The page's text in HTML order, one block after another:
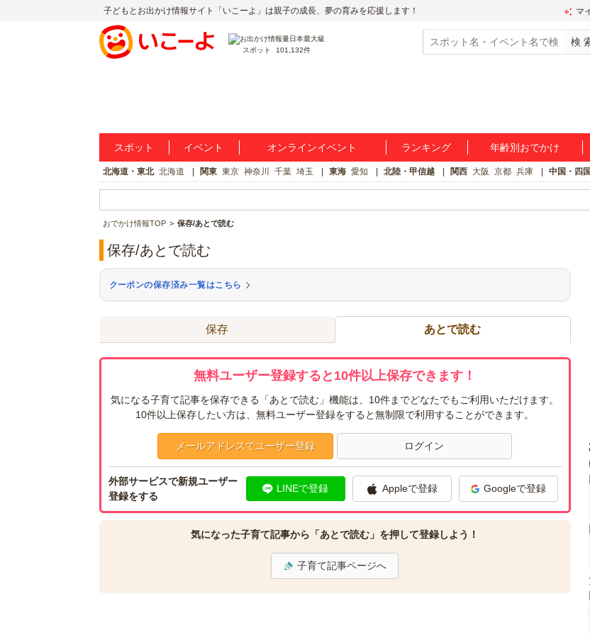
子どもとお出かけ情報サイト「いこーよ」は親子の成長、夢の育みを応援します！ マ
スポット 101,132件
スポット イベント オンラインイベント ランキング 年齢別おでかけ
北海道・東北 北海道 関東 東京 神奈川 千葉 埼玉 東海 愛知 北陸・甲信越 関西 大阪 京都 兵庫 中国・四国
おでかけ情報TOP 保存/あとで読む
保存/あとで読む
クーポンの保存済み一覧はこちら
保存 あとで読む
無料ユーザー登録すると10件以上保存できます！
気になる子育て記事を保存できる「あとで読む」機能は、10件までどなたでもご利用いただけます。
10件以上保存したい方は、無料ユーザー登録をすると無制限で利用することができます。
メールアドレスでユーザー登録 ログイン
外部サービスで新規ユーザー
登録をする
LINEで登録 Appleで登録 Googleで登録
気になった子育て記事から「あとで読む」を押して登録しよう！
子育て記事ページへ